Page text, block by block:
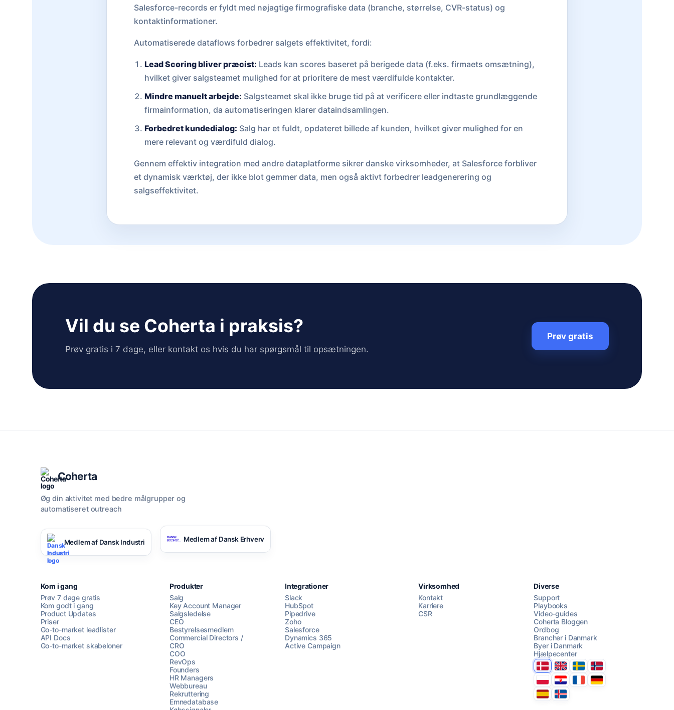
Salesforce-records er fyldt med nøjagtige firmografiske data (branche, størrelse, CVR-status) og
kontaktinformationer.
Automatiserede dataflows forbedrer salgets effektivitet, fordi:
Lead Scoring bliver præcist: Leads kan scores baseret på berigede data (f.eks. firmaets omsætning),
hvilket giver salgsteamet mulighed for at prioritere de mest værdifulde kontakter.
Mindre manuelt arbejde: Salgsteamet skal ikke bruge tid på at verificere eller indtaste grundlæggende
firmainformation, da automatiseringen klarer dataindsamlingen.
Forbedret kundedialog: Salg har et fuldt, opdateret billede af kunden, hvilket giver mulighed for en
mere relevant og værdifuld dialog.
Gennem effektiv integration med andre dataplatforme sikrer danske virksomheder, at Salesforce forbliver
et dynamisk værktøj, der ikke blot gemmer data, men også aktivt forbedrer leadgenerering og
salgseffektivitet.
Vil du se Coherta i praksis?
Prøv gratis i 7 dage, eller kontakt os hvis du har spørgsmål til opsætningen.
Prøv gratis
AI Campaign Assist Chat with us
Coherta
Øg din aktivitet med bedre målgrupper og
automatiseret outreach
Medlem af Dansk Industri Medlem af Dansk Erhverv
Kom i gang
Prøv 7 dage gratis
Kom godt i gang
Product Updates
Priser
Go-to-market leadlister
API Docs
Go-to-market skabeloner
Produkter
Salg
Key Account Manager
Salgsledelse
CEO
Bestyrelsesmedlem
Commercial Directors /
CRO
COO
RevOps
Founders
HR Managers
Webbureau
Rekruttering
Emnedatabase
Integrationer
Slack
HubSpot
Pipedrive
Zoho
Salesforce
Dynamics 365
Active Campaign
Virksomhed
Kontakt
Karriere
CSR
Diverse
Support
Playbooks
Video-guides
Coherta Bloggen
Ordbog
Brancher i Danmark
Byer i Danmark
Hjælpecenter
DanmarkUnited Kingdom
SverigeNorge
PolskaHrvatskaFranceDeutschland
EspanaÍsland